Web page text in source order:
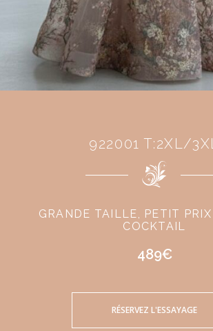
922001 T:2XL/3XL
GRANDE TAILLE, PETIT
COCKTAIL
489€
RÉSERVEZ L'ESSAYAGE